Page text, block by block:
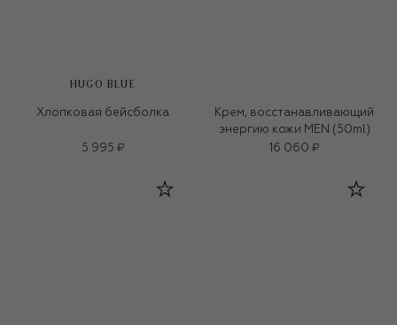
HUGO BLUE
Хлопковая бейсболка
5 995 ₽
Крем, восстанавливающий
энергию кожи MEN (50ml)
16 060 ₽